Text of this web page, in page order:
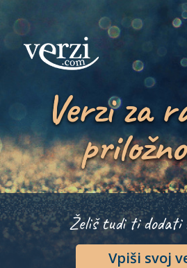
Verzi za
Želiš tudi ti dodati
Vpiši svoj